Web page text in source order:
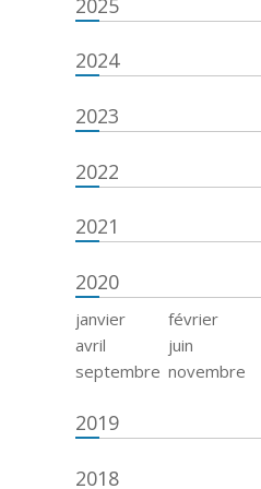
2024
2023
2022
2021
2020
janvier février
avril
juin
septembre novembre
2019
2018